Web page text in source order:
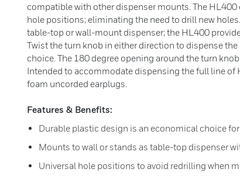
compatible with other dispenser mounts. The HL400
hole positions; eliminating the need to drill new
table-top or wall-mount dispenser; the HL400
Twist the turn knob in either direction to dispense
choice. The 180 degree opening around the turn
Intended to accommodate dispensing the full line of
foam uncorded earplugs.
Features & Benefits:
Durable plastic design is an economical choice
Mounts to wall or stands as table-top dispenser
Universal hole positions to avoid redrilling when